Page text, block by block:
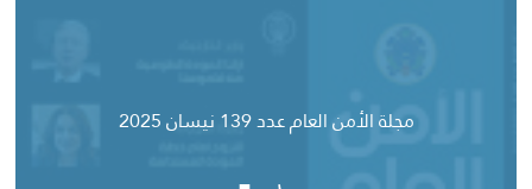
مجلة الأمن العام عدد 139 نيسان 2025